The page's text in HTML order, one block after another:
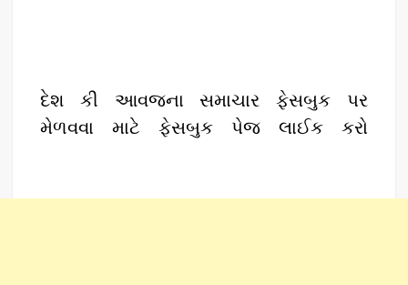
દેશ કી આવજના સમાચાર ફેસબુક પર
મેળવવા માટે ફેસબુક પેજ લાઈક કરો